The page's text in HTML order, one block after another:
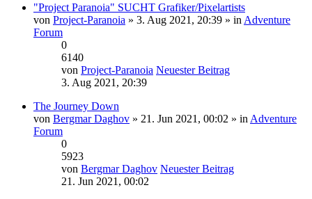
"Project Paranoia" SUCHT Grafiker/Pixelartists
von Project-Paranoia » 3. Aug 2021, 20:39 » in Adventure
Forum
0
6140
von Project-Paranoia Neuester Beitrag
3. Aug 2021, 20:39
The Journey Down
von Bergmar Daghov » 21. Jun 2021, 00:02 » in Adventure
Forum
0
5923
von Bergmar Daghov Neuester Beitrag
21. Jun 2021, 00:02